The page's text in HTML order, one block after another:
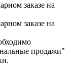
заказе на
заказе на
продажи"